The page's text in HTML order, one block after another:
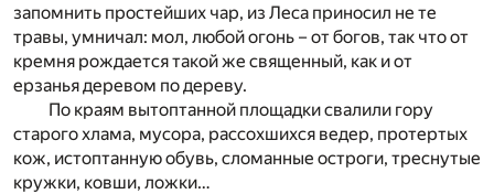
запомнить простейших чар, из Леса приносил не те
травы, умничал: мол, любой огонь – от богов, так что от
кремня рождается такой же священный, как и от
ерзанья деревом по дереву.
По краям вытоптанной площадки свалили гору
старого хлама, мусора, рассохшихся ведер, протертых
кож, истоптанную обувь, сломанные остроги, треснутые
кружки, ковши, ложки…